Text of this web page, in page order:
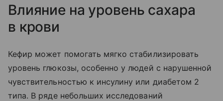
Влияние на уровень сахара
в крови
Кефир может помогать мягко стабилизировать
уровень глюкозы, особенно у людей с нарушенной
чувствительностью к инсулину или диабетом 2
типа. В ряде небольших исследований